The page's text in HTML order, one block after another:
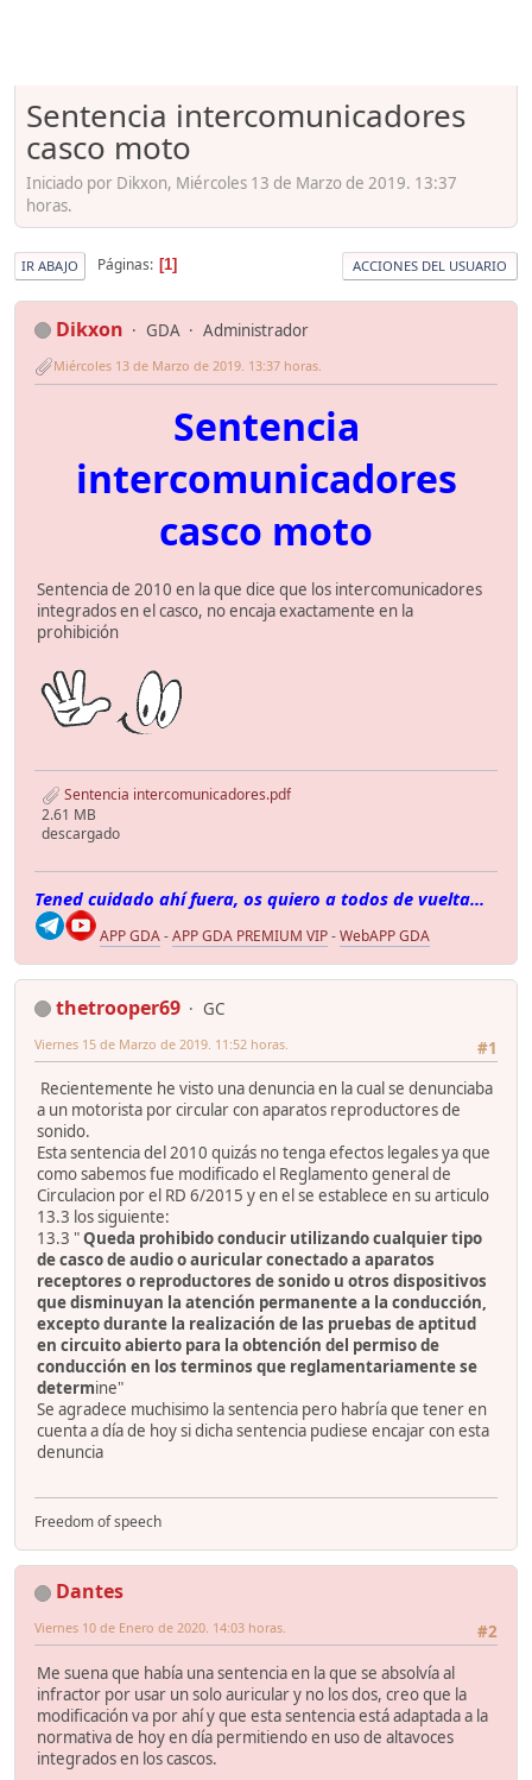
Sentencia intercomunicadores
casco moto
Iniciado por Dikxon, Miércoles 13 de Marzo de 2019. 13:37
horas.
IR ABAJO Páginas 1 ACCIONES DEL USUARIO
Dikxon GDA Administrador
Miércoles 13 de Marzo de 2019. 13:37 horas.
Sentencia
intercomunicadores
casco moto
Sentencia de 2010 en la que dice que los intercomunicadores
integrados en el casco, no encaja exactamente en la
prohibición
Sentencia intercomunicadores.pdf
2.61 MB
descargado
Tened cuidado ahí fuera, os quiero a todos de vuelta...
APP GDA-APP GDA PREMIUM VIP-WebAPP GDA
thetrooper69
GC
#1
Viernes 15 de Marzo de 2019. 11:52 horas.
Recientemente he visto una denuncia en la cual se denunciaba
a un motorista por circular con aparatos reproductores de
sonido.
Esta sentencia del 2010 quizás no tenga efectos legales ya que
como sabemos fue modificado el Reglamento general de
Circulacion por el RD 6/2015 y en el se establece en su articulo
13.3 los siguiente:
13.3 "Queda prohibido conducir utilizando cualquier tipo
de casco de audio o auricular conectado a aparatos
receptores o reproductores de sonido u otros dispositivos
que disminuyan la atención permanente a la conducción,
excepto durante la realización de las pruebas de aptitud
en circuito abierto para la obtención del permiso de
conducción en los terminos que reglamentariamente se
determine"
Se agradece muchisimo la sentencia pero habría que tener en
cuenta a día de hoy si dicha sentencia pudiese encajar con esta
denuncia
Freedom of speech
Dantes
#2
Viernes 10 de Enero de 2020. 14:03 horas.
Me suena que había una sentencia en la que se absolvía al
infractor por usar un solo auricular y no los dos, creo que la
modificación va por ahí y que esta sentencia está adaptada a la
normativa de hoy en día permitiendo en uso de altavoces
integrados en los cascos.